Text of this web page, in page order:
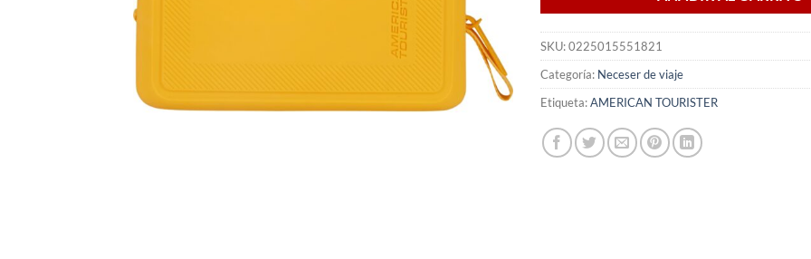
SKU:0225015551821
Categoría: Neceser de viaje
Etiqueta:AMERICAN TOURISTER